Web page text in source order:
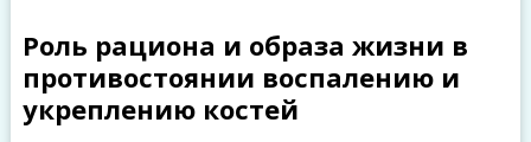
Роль рациона и образа жизни в
противостоянии воспалению и
укреплению костей